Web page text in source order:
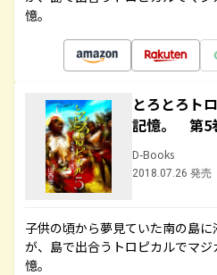
憶。
とろとろト
記憶。 第5
D-Books
2018.07.26 発売
子供の頃から夢見ていた南の島
が、島で出合うトロピカルでマ
憶。